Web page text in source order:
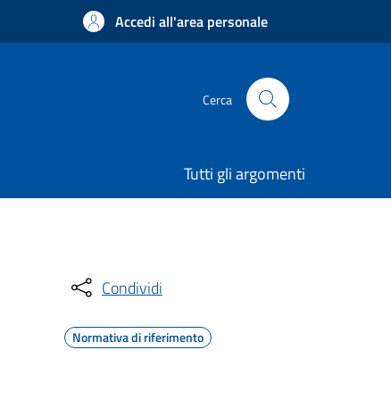
Accedi all'area personale
Cerca
Tutti gli argomenti
Condividi
Normativa di riferimento